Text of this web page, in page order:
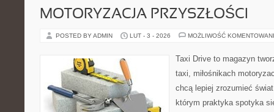
MOTORYZACJA PRZYSZŁOŚCI
POSTED BY ADMIN LUT - 3 - 2026 MOŻLIWOŚĆ
Taxi Drive to magazyn
taxi, miłośnikach
chcą lepiej zrozumieć
którym praktyka spotyka